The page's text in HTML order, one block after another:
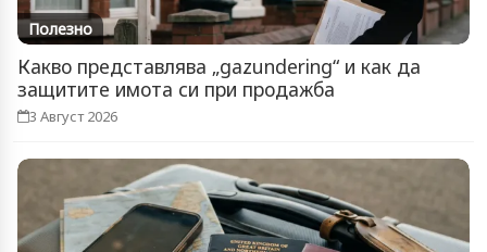
Полезно
Какво представлява „gazundering“ и как да
защитите имота си при продажба
3 Август 2026